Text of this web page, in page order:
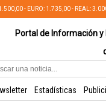
- EURO: 1.735,00 - REAL:
Portal de Información
Estadísticas